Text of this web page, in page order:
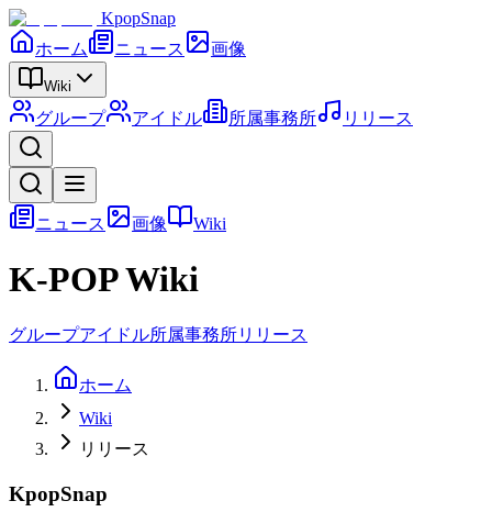
KpopSnap
ホーム
ニュース 画像
Wiki
グループ アイドル 所属事務所 リリース
ニュース 画像 Wiki
K-POP Wiki
グループアイドル所属事務所リリース
ホーム
Wiki
リリース
KpopSnap